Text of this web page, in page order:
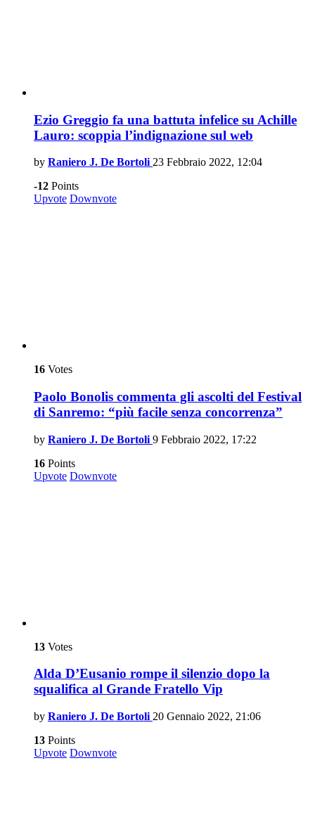
Ezio Greggio fa una battuta infelice su Achille
Lauro: scoppia l’indignazione sul web
by Raniero J. De Bortoli 23 Febbraio 2022, 12:04
-12 Points
Upvote Downvote
16 Votes
Paolo Bonolis commenta gli ascolti del Festival
di Sanremo: “più facile senza concorrenza”
by Raniero J. De Bortoli 9 Febbraio 2022, 17:22
16 Points
Upvote Downvote
13 Votes
Alda D’Eusanio rompe il silenzio dopo la
squalifica al Grande Fratello Vip
by Raniero J. De Bortoli 20 Gennaio 2022, 21:06
13 Points
Upvote Downvote